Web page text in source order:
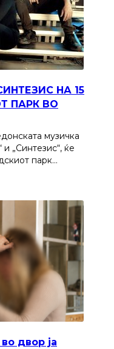
НА 15
ПАРК ВО
музичка
„Синтезис“, ќе
парк…
двор ја